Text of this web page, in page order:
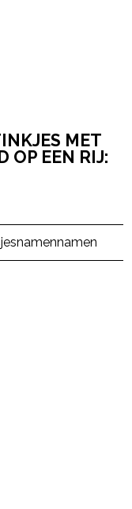
MET
OP EEN RIJ:
namen